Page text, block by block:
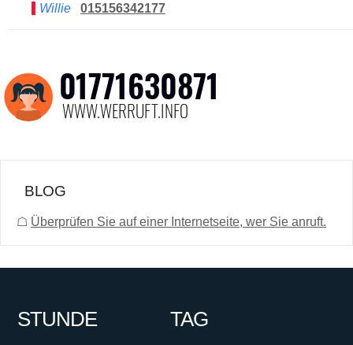
Willie
015156342177
BLOG
☖ Überprüfen Sie auf einer Internetseite, wer Sie anruft.
STUNDE TAG